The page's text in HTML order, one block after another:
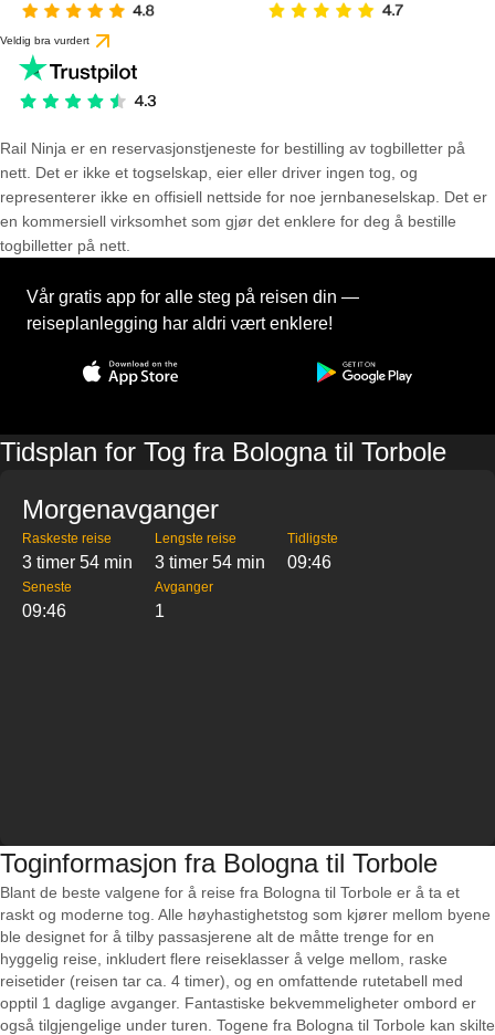
Veldig bra vurdert
Rail Ninja er en reservasjons­tjeneste for bestilling av togbilletter på
nett. Det er ikke et togselskap, eier eller driver ingen tog, og
representerer ikke en offisiell nettside for noe jernbaneselskap. Det er
en kommersiell virksomhet som gjør det enklere for deg å bestille
togbilletter på nett.
Vår gratis app for alle steg på reisen din —
reiseplanlegging har aldri vært enklere!
Tidsplan for Tog fra Bologna til Torbole
Morgenavganger
Raskeste reise
3 timer 54 min
Lengste reise
3 timer 54 min
Tidligste
09:46
Seneste
09:46
Avganger
1
Toginformasjon fra Bologna til Torbole
Blant de beste valgene for å reise fra Bologna til Torbole er å ta et
raskt og moderne tog. Alle høyhastighetstog som kjører mellom byene
ble designet for å tilby passasjerene alt de måtte trenge for en
hyggelig reise, inkludert flere reiseklasser å velge mellom, raske
reisetider (reisen tar ca. 4 timer), og en omfattende rutetabell med
opptil 1 daglige avganger. Fantastiske bekvemmeligheter ombord er
også tilgjengelige under turen. Togene fra Bologna til Torbole kan skilte